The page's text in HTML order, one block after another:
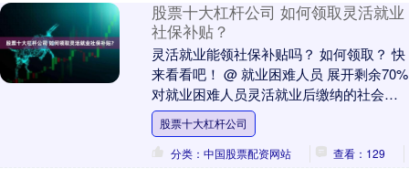
股票十大杠杆公司 如何领取灵活就业
社保补贴？
灵活就业能领社保补贴吗？ 如何领取？ 快
来看看吧！ @ 就业困难人员 展开剩余70%
对就业困难人员灵活就业后缴纳的社会保
险费，给予一定数额的社会保险补贴，补
贴....
股票十大杠杆公司
分类：中国股票配资网站
查看：129